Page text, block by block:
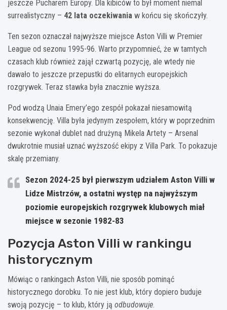
jeszcze Pucharem Europy. Dla kibiców to był moment niemal
surrealistyczny – 42 lata oczekiwania w końcu się skończyły.
Ten sezon oznaczał najwyższe miejsce Aston Villi w Premier
League od sezonu 1995-96. Warto przypomnieć, że w tamtych
czasach klub również zajął czwartą pozycję, ale wtedy nie
dawało to jeszcze przepustki do elitarnych europejskich
rozgrywek. Teraz stawka była znacznie wyższa.
Pod wodzą Unaia Emery’ego zespół pokazał niesamowitą
konsekwencję. Villa była jedynym zespołem, który w poprzednim
sezonie wykonał dublet nad drużyną Mikela Artety – Arsenal
dwukrotnie musiał uznać wyższość ekipy z Villa Park. To pokazuje
skalę przemiany.
Sezon 2024-25 był pierwszym udziałem Aston Villi w
Lidze Mistrzów, a ostatni występ na najwyższym
poziomie europejskich rozgrywek klubowych miał
miejsce w sezonie 1982-83
Pozycja Aston Villi w rankingu
historycznym
Mówiąc o rankingach Aston Villi, nie sposób pominąć
historycznego dorobku. To nie jest klub, który dopiero buduje
swoją pozycję – to klub, który ją odbudowuje.